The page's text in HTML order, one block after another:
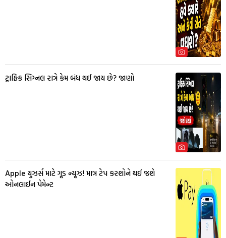
ટ્રાફિક સિગ્નલ રાત્રે કેમ બંધ થઈ જાય છે? જાણો
Apple યુઝર્સ માટે ગૂડ ન્યૂઝ! માત્ર ટેપ કરશોને થઈ જશે
ઓનલાઈન પેમેન્ટ